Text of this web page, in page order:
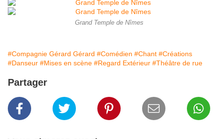
Grand Temple de Nîmes
#Compagnie Gérard Gérard #Comédien #Chant #Créations
#Danseur #Mises en scène #Regard Extérieur #Théâtre de rue
Partager